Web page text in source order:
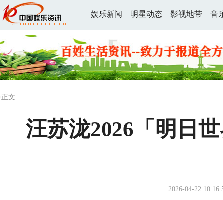
娱乐新闻 明星动态 影视地带 音
文
汪苏泷2026「明日
2026-04-22